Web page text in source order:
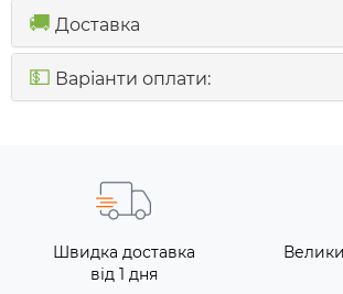
🚚 Доставка
💵 Варіанти оплати:
Швидка доставка
від 1 дня